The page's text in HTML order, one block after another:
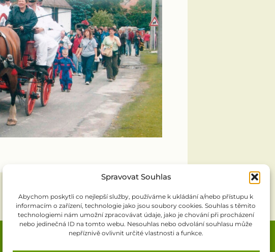
Spravovat Souhlas
Abychom poskytli co nejlepší služby, používáme k ukládání a/nebo přístupu k
informacím o zařízení, technologie jako jsou soubory cookies. Souhlas s těmito
technologiemi nám umožní zpracovávat údaje, jako je chování při procházení
nebo jedinečná ID na tomto webu. Nesouhlas nebo odvolání souhlasu může
nepříznivě ovlivnit určité vlastnosti a funkce.